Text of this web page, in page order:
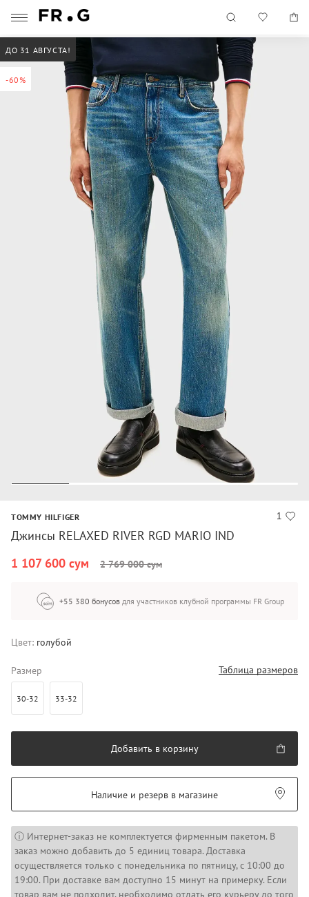
-60%
ДО 31 АВГУСТА!
1
TOMMY HILFIGER
Джинсы RELAXED RIVER RGD MARIO IND
1 107 600 сум
2 769 000 сум
+55 380 бонусов для участников клубной программы FR Group
Цвет: голубой
Размер Таблица размеров
30-32 33-32
Добавить в корзину
Наличие и резерв в магазине
ⓘ Интернет-заказ не комплектуется фирменным пакетом. В
заказ можно добавить до 5 единиц товара. Доставка
осуществляется только с понедельника по пятницу, с 10:00 до
19:00. При доставке вам доступно 15 минут на примерку. Если
товар вам не подходит, необходимо отдать его курьеру до того